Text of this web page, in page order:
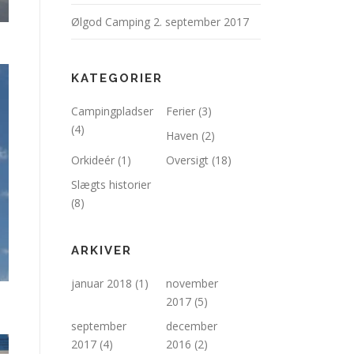
Ølgod Camping 2. september 2017
KATEGORIER
Campingpladser
(4)
Ferier (3)
Haven (2)
Orkideér (1) Oversigt (18)
Slægts historier
(8)
ARKIVER
januar 2018 (1)
november
2017 (5)
september
2017 (4)
december
2016 (2)